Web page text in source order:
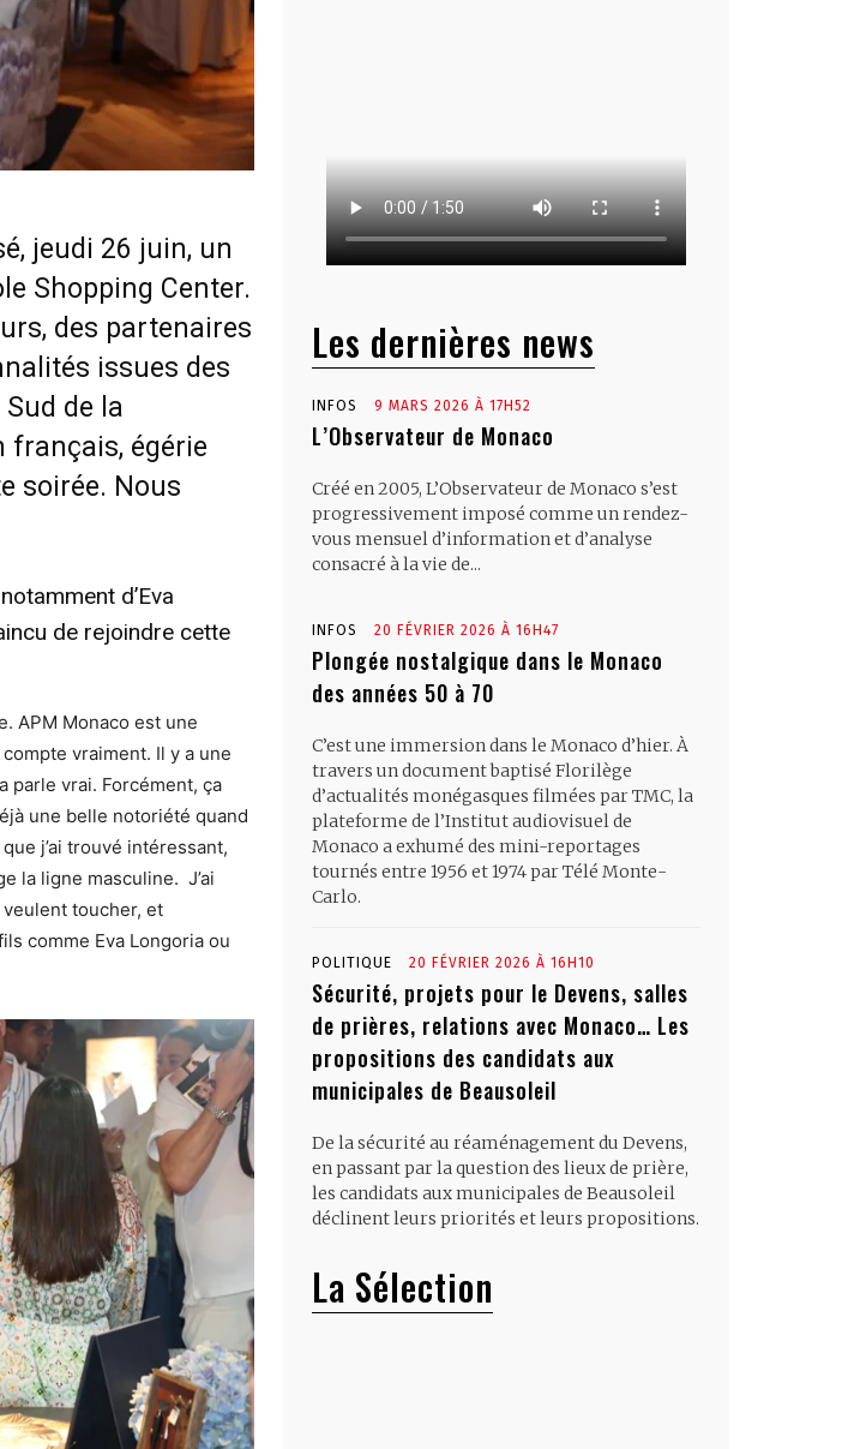
jeudi 26 juin, un
Shopping Center.
des partenaires
issues des
de la
français, égérie
soirée. Nous
d’Eva
de rejoindre cette
APM Monaco est une
vraiment. Il y a une
parle vrai. Forcément, ça
une belle notoriété quand
j’ai trouvé intéressant,
la ligne masculine. J’ai
toucher, et
comme Eva Longoria ou
Les dernières news
INFOS 9 MARS 2026 À 17H52
L’Observateur de Monaco
Créé en 2005, L’Observateur de Monaco s’est
progressivement imposé comme un rendez-
vous mensuel d’information et d’analyse
consacré à la vie de...
INFOS 20 FÉVRIER 2026 À 16H47
Plongée nostalgique dans le Monaco
des années 50 à 70
C’est une immersion dans le Monaco d’hier. À
travers un document baptisé Florilège
d’actualités monégasques filmées par TMC, la
plateforme de l’Institut audiovisuel de
Monaco a exhumé des mini-reportages
tournés entre 1956 et 1974 par Télé Monte-
Carlo.
POLITIQUE 20 FÉVRIER 2026 À 16H10
Sécurité, projets pour le Devens, salles
de prières, relations avec Monaco… Les
propositions des candidats aux
municipales de Beausoleil
De la sécurité au réaménagement du Devens,
en passant par la question des lieux de prière,
les candidats aux municipales de Beausoleil
déclinent leurs priorités et leurs propositions.
La Sélection